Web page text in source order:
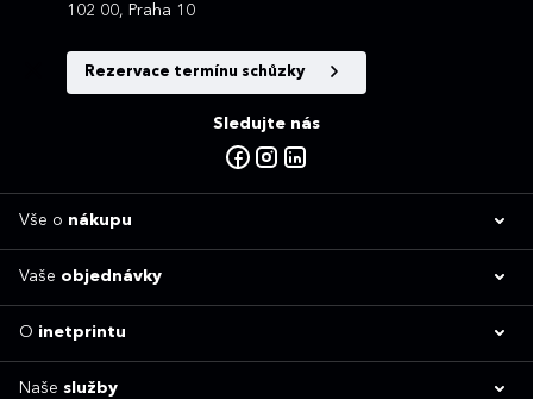
102 00, Praha 10
Rezervace termínu schůzky
Sledujte nás
Vše o nákupu
Vaše objednávky
O inetprintu
Naše služby